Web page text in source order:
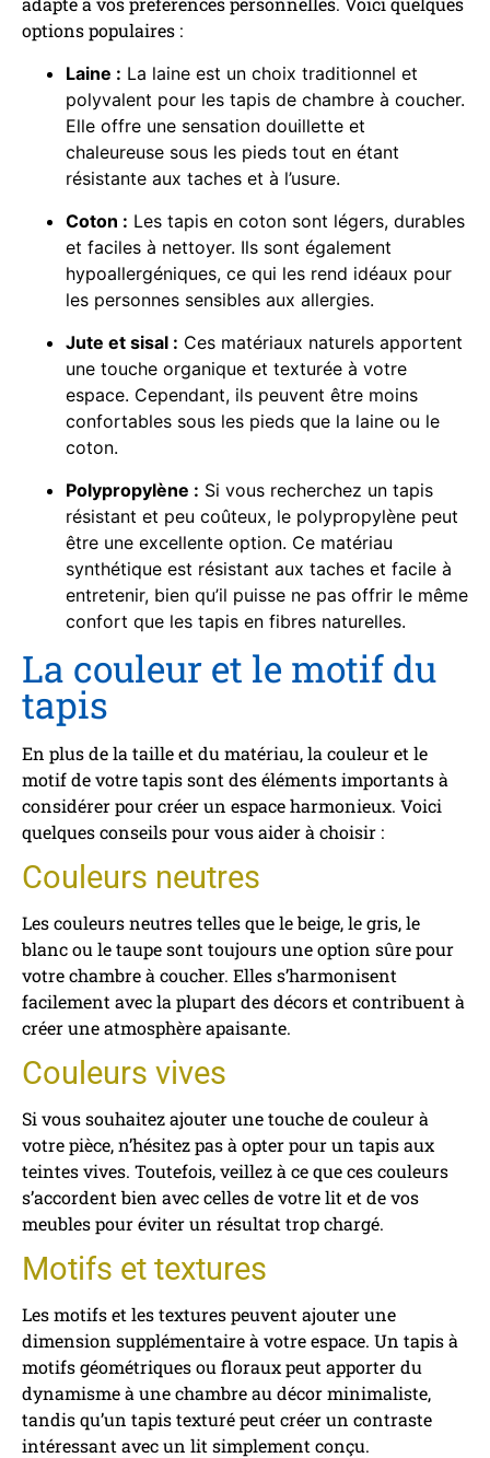
options populaires :
Laine : La laine est un choix traditionnel et
polyvalent pour les tapis de chambre à coucher.
Elle offre une sensation douillette et
chaleureuse sous les pieds tout en étant
résistante aux taches et à l’usure.
Coton : Les tapis en coton sont légers, durables
et faciles à nettoyer. Ils sont également
hypoallergéniques, ce qui les rend idéaux pour
les personnes sensibles aux allergies.
Jute et sisal : Ces matériaux naturels apportent
une touche organique et texturée à votre
espace. Cependant, ils peuvent être moins
confortables sous les pieds que la laine ou le
coton.
Polypropylène : Si vous recherchez un tapis
résistant et peu coûteux, le polypropylène peut
être une excellente option. Ce matériau
synthétique est résistant aux taches et facile à
entretenir, bien qu’il puisse ne pas offrir le même
confort que les tapis en fibres naturelles.
La couleur et le motif du
tapis
En plus de la taille et du matériau, la couleur et le
motif de votre tapis sont des éléments importants à
considérer pour créer un espace harmonieux. Voici
quelques conseils pour vous aider à choisir :
Couleurs neutres
Les couleurs neutres telles que le beige, le gris, le
blanc ou le taupe sont toujours une option sûre pour
votre chambre à coucher. Elles s’harmonisent
facilement avec la plupart des décors et contribuent à
créer une atmosphère apaisante.
Couleurs vives
Si vous souhaitez ajouter une touche de couleur à
votre pièce, n’hésitez pas à opter pour un tapis aux
teintes vives. Toutefois, veillez à ce que ces couleurs
s’accordent bien avec celles de votre lit et de vos
meubles pour éviter un résultat trop chargé.
Motifs et textures
Les motifs et les textures peuvent ajouter une
dimension supplémentaire à votre espace. Un tapis à
motifs géométriques ou floraux peut apporter du
dynamisme à une chambre au décor minimaliste,
tandis qu’un tapis texturé peut créer un contraste
intéressant avec un lit simplement conçu.